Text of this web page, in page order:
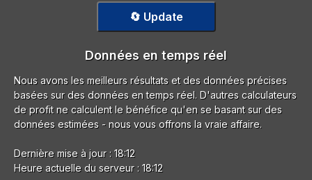
🔄 Update
Données en temps réel
Nous avons les meilleurs résultats et des données précises
basées sur des données en temps réel. D'autres calculateurs
de profit ne calculent le bénéfice qu'en se basant sur des
données estimées - nous vous offrons la vraie affaire.
Dernière mise à jour : 18:12
Heure actuelle du serveur : 18:12